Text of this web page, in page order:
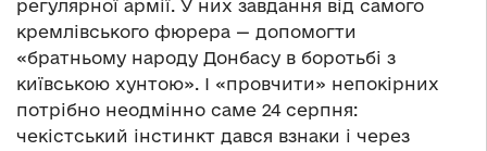
регулярної армії. У них завдання від самого
кремлівського фюрера — допомогти
«братньому народу Донбасу в боротьбі з
київською хунтою». І «провчити» непокірних
потрібно неодмінно саме 24 серпня:
чекістський інстинкт дався взнаки і через